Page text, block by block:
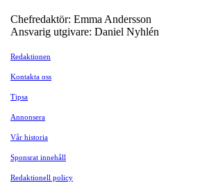
Chefredaktör: Emma Andersson
Ansvarig utgivare: Daniel Nyhlén
Redaktionen
Kontakta oss
Tipsa
Annonsera
Vår historia
Sponsrat innehåll
Redaktionell policy